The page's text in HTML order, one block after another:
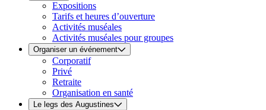
Expositions
Tarifs et heures d’ouverture
Activités muséales
Activités muséales pour groupes
Organiser un événement
Corporatif
Privé
Retraite
Organisation en santé
Le legs des Augustines